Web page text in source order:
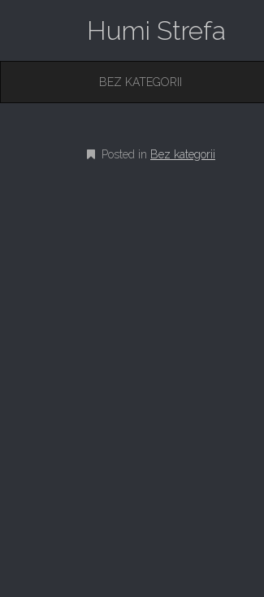
Humi Strefa
M
M
C
BEZ KATEGORII
Posted in Bez kategorii